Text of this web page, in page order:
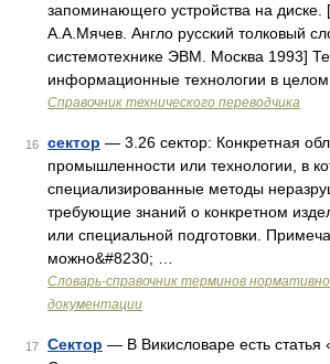
запоминающего устройства на диске.
А.А.Мячев. Англо русский толковый
системотехнике ЭВМ. Москва 1993]
информационные технологии в
Справочник технического переводчика
16 сектор — 3.26 сектор: Конкретная
промышленности или технологии, в
специализированные методы
требующие знаний о конкретном
или специальной подготовки.
можно&#8230; …
Словарь-справочник терминов
документации
17 Сектор — В Викисловаре есть статья